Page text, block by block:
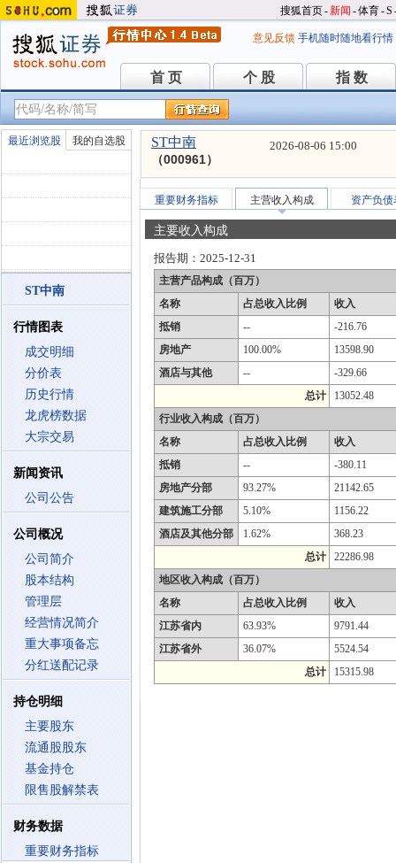
搜狐首页-新闻 -体育-S
意见反馈 手机随时随地看行情
首 页
首 页 个 股
个 股 指 数
指 数
最近浏览股 我的自选股
ST中南
行情图表
成交明细
分价表
历史行情
龙虎榜数据
大宗交易
新闻资讯
公司公告
公司概况
公司简介
股本结构
管理层
经营情况简介
重大事项备忘
分红送配记录
持仓明细
主要股东
流通股股东
基金持仓
限售股解禁表
财务数据
重要财务指标
ST中南
（000961）
2026-08-06 15:00
重要财务指标 主营收入构成 资产负债
主要收入构成
报告期： 2025-12-31
主营产品构成（百万）
名称
占总收入比例
收入
抵销
--
-216.76
房地产
100.00%
13598.90
酒店与其他
--
-329.66
总计
13052.48
行业收入构成（百万）
名称
占总收入比例
收入
抵销
--
-380.11
房地产分部
93.27%
21142.65
建筑施工分部
5.10%
1156.22
酒店及其他分部
1.62%
368.23
总计
22286.98
地区收入构成（百万）
名称
占总收入比例
收入
江苏省内
63.93%
9791.44
江苏省外
36.07%
5524.54
总计
15315.98